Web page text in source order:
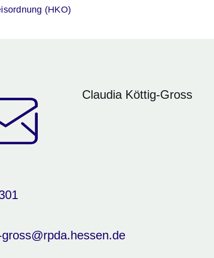
(HKO)
Fenster
Claudia Köttig-Gross